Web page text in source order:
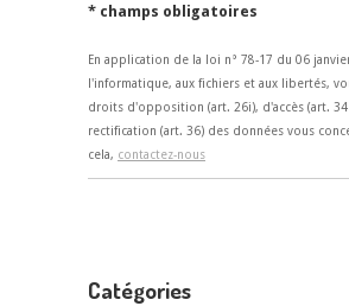
* champs obligatoires
En application de la loi n° 78-17 du 06
l'informatique, aux fichiers et aux libertés,
droits d'opposition (art. 26i), d'accès (art.
rectification (art. 36) des données vous
cela, contactez-nous
Catégories